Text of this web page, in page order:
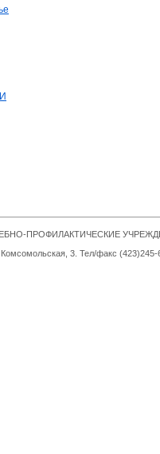
ПРОФИЛАКТИЧЕСКИЕ
Комсомольская, 3. Тел/факс